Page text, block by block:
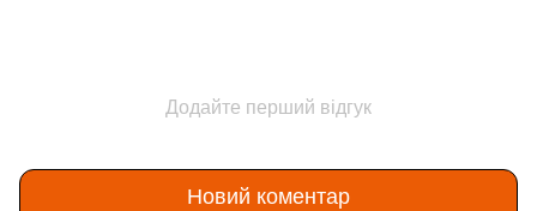
Додайте перший відгук
Новий коментар